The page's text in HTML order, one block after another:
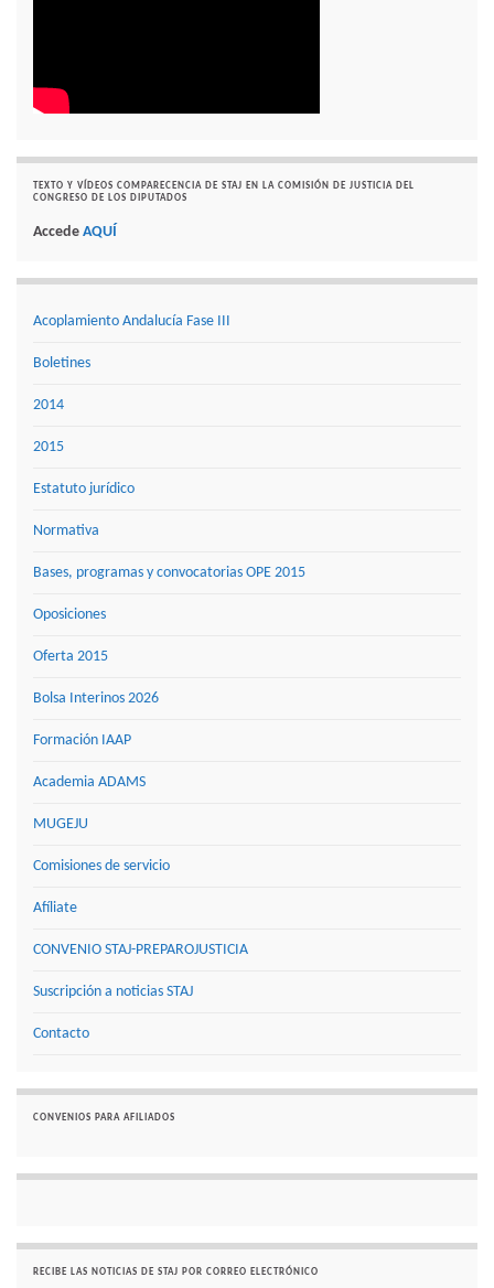
TEXTO Y VÍDEOS COMPARECENCIA DE STAJ EN LA COMISIÓN DE JUSTICIA DEL
CONGRESO DE LOS DIPUTADOS
Accede AQUÍ
Acoplamiento Andalucía Fase III
Boletines
2014
2015
Estatuto jurídico
Normativa
Bases, programas y convocatorias OPE 2015
Oposiciones
Oferta 2015
Bolsa Interinos 2026
Formación IAAP
Academia ADAMS
MUGEJU
Comisiones de servicio
Afíliate
CONVENIO STAJ-PREPAROJUSTICIA
Suscripción a noticias STAJ
Contacto
CONVENIOS PARA AFILIADOS
RECIBE LAS NOTICIAS DE STAJ POR CORREO ELECTRÓNICO